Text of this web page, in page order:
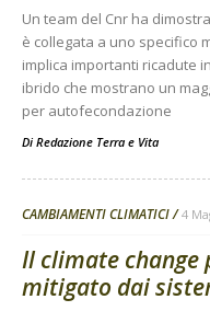
Un team del Cnr ha
è collegata a uno specifico
implica importanti ricadute
ibrido che mostrano un
per autofecondazione
Di Redazione Terra e Vita
CAMBIAMENTI CLIMATICI 4
Il climate change
mitigato dai